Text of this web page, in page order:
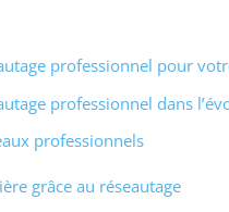
professionnel pour
professionnel dans
professionnels
grâce au réseautage